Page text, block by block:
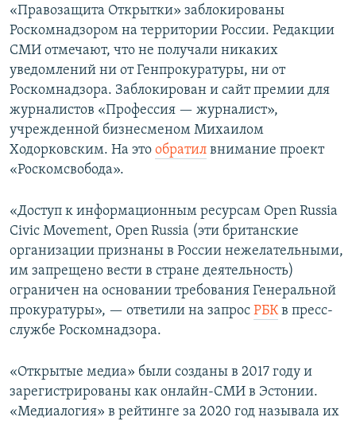
«Правозащита Открытки» заблокированы
Роскомнадзором на территории России. Редакции
СМИ отмечают, что не получали никаких
уведомлений ни от Генпрокуратуры, ни от
Роскомнадзора. Заблокирован и сайт премии для
журналистов «Профессия — журналист»,
учрежденной бизнесменом Михаилом
Ходорковским. На это обратил внимание проект
«Роскомсвобода».
«Доступ к информационным ресурсам Open Russia
Civic Movement, Open Russia (эти британские
организации признаны в России нежелательными,
им запрещено вести в стране деятельность)
ограничен на основании требования Генеральной
прокуратуры», — ответили на запрос РБКв пресс-
службе Роскомнадзора.
«Открытые медиа» были созданы в 2017 году и
зарегистрированы как онлайн-СМИ в Эстонии.
«Медиалогия» в рейтинге за 2020 год называла их